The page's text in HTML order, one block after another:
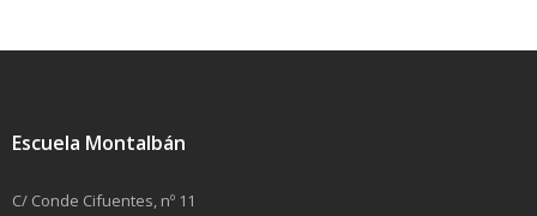
Escuela Montalbán
C/ Conde Cifuentes, nº 11